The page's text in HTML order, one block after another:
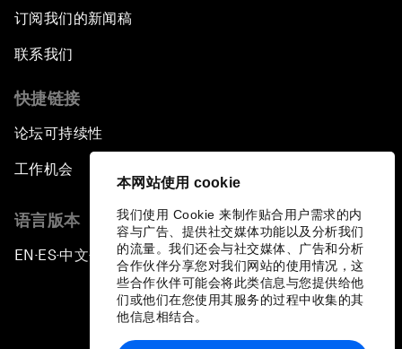
本网站使用 cookie
我们使用 Cookie 来制作贴合用户需求的内
容与广告、提供社交媒体功能以及分析我们
的流量。我们还会与社交媒体、广告和分析
合作伙伴分享您对我们网站的使用情况，这
些合作伙伴可能会将此类信息与您提供给他
们或他们在您使用其服务的过程中收集的其
他信息相结合。
订阅我们的新闻稿
联系我们
快捷链接
论坛可持续性
工作机会
语言版本
EN ▪ES▪中文▪ 日本語